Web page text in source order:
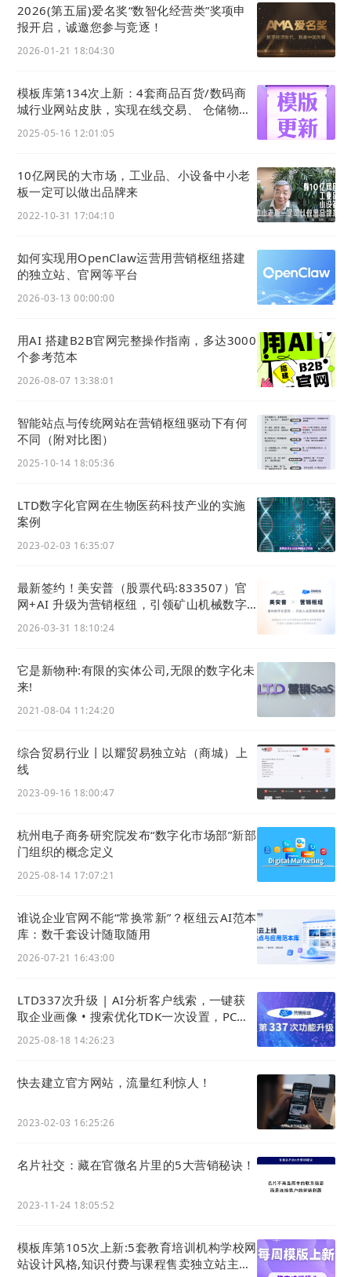
2026(第五届)爱名奖“数智化经营类”奖项申
报开启，诚邀您参与竞逐！
2026-01-21 18:04:30
模板库第134次上新：4套商品百货/数码商
城行业网站皮肤，实现在线交易、 仓储物
2025-05-16 12:01:05
10亿网民的大市场，工业品、小设备中小老
板一定可以做出品牌来
2022-10-31 17:04:10
如何实现用OpenClaw运营用营销枢纽搭建
的独立站、官网等平台
2026-03-13 00:00:00
用AI 搭建B2B官网完整操作指南，多达3000
个参考范本
2026-08-07 13:38:01
智能站点与传统网站在营销枢纽驱动下有何
不同（附对比图）
2025-10-14 18:05:36
LTD数字化官网在生物医药科技产业的实施
案例
2023-02-03 16:35:07
最新签约！美安普（股票代码:833507）官
网+AI 升级为营销枢纽，引领矿山机械数字
2026-03-31 18:10:24
它是新物种:有限的实体公司,无限的数字化未
来!
2021-08-04 11:24:20
综合贸易行业丨以耀贸易独立站（商城）上
线
2023-09-16 18:00:47
杭州电子商务研究院发布“数字化市场部”新部
门组织的概念定义
2025-08-14 17:07:21
谁说企业官网不能“常换常新”？枢纽云AI范本
库：数千套设计随取随用
2026-07-21 16:43:00
LTD337次升级 | AI分析客户线索，一键获
取企业画像 • 搜索优化TDK一次设置，PC移
2025-08-18 14:26:23
快去建立官方网站，流量红利惊人！
2023-02-03 16:25:26
名片社交：藏在官微名片里的5大营销秘诀！
2023-11-24 18:05:52
模板库第105次上新:5套教育培训机构学校网
站设计风格,知识付费与课程售卖独立站主题